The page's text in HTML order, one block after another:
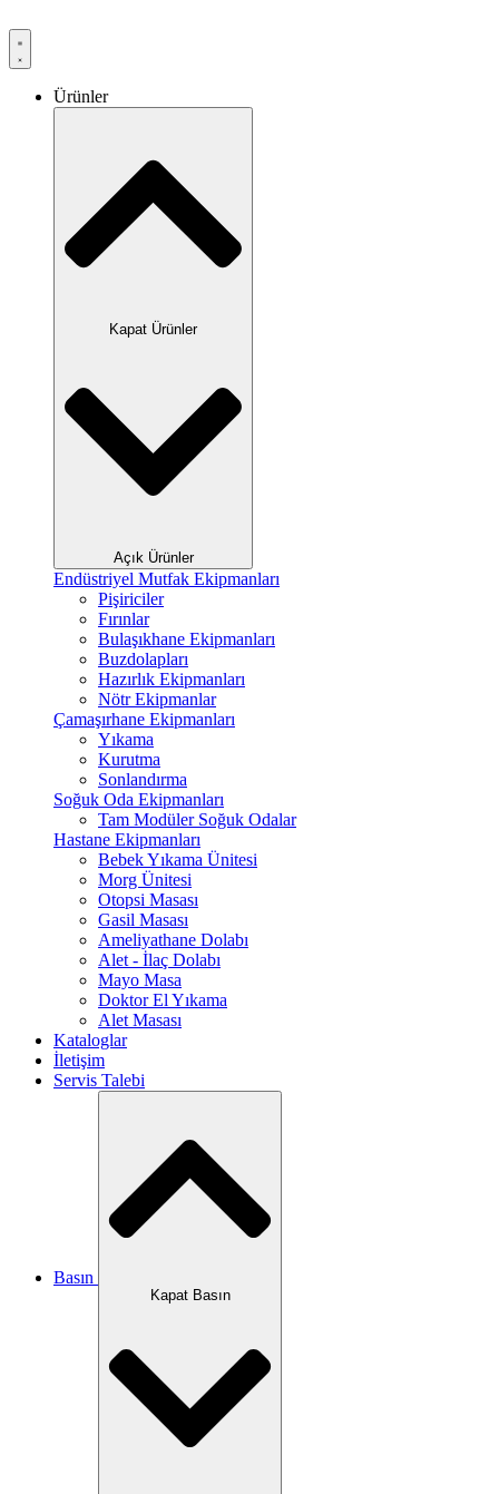
Ürünler
Kapat Ürünler
Açık Ürünler
Endüstriyel Mutfak Ekipmanları
Pişiriciler
Fırınlar
Bulaşıkhane Ekipmanları
Buzdolapları
Hazırlık Ekipmanları
Nötr Ekipmanlar
Çamaşırhane Ekipmanları
Yıkama
Kurutma
Sonlandırma
Soğuk Oda Ekipmanları
Tam Modüler Soğuk Odalar
Hastane Ekipmanları
Bebek Yıkama Ünitesi
Morg Ünitesi
Otopsi Masası
Gasil Masası
Ameliyathane Dolabı
Alet - İlaç Dolabı
Mayo Masa
Doktor El Yıkama
Alet Masası
Kataloglar
İletişim
Servis Talebi
Basın
Kapat Basın